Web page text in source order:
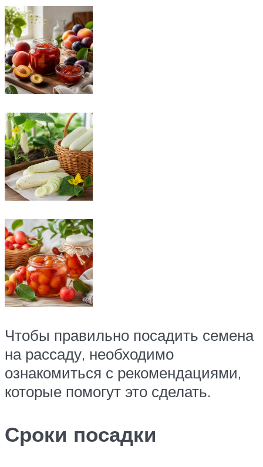
Чтобы правильно посадить семена
на рассаду, необходимо
ознакомиться с рекомендациями,
которые помогут это сделать.
Сроки посадки